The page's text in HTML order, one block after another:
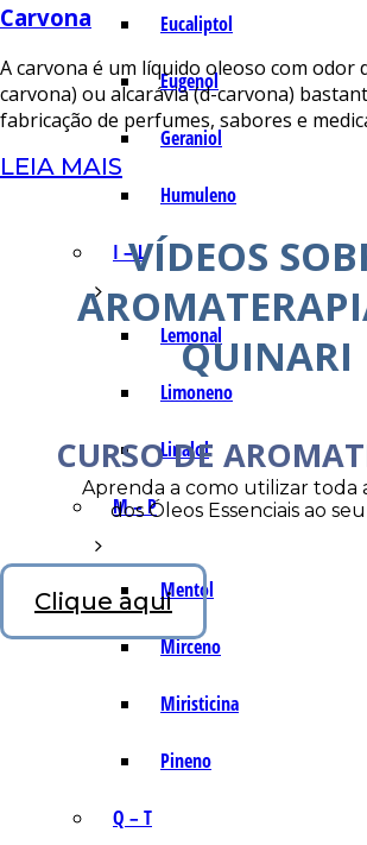
Eucaliptol
Eugenol
Geraniol
Humuleno
I – L
Lemonal
Limoneno
Linalol
M – P
Mentol
Mirceno
Miristicina
Pineno
Q – T
Carvona
A carvona é um líquido oleoso com odor
carvona) ou alcarávia (d-carvona)
fabricação de perfumes, sabores e
LEIA MAIS
VÍDEOS
QUINARI
CURSO DE
Aprenda a como utilizar toda
dos Óleos Essenciais ao
Clique aqui